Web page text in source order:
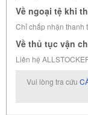
Về ngoại tệ khi
Chỉ chấp nhận thanh
Về thủ tục vận
Liên hệ
Vui lòng tra cứu